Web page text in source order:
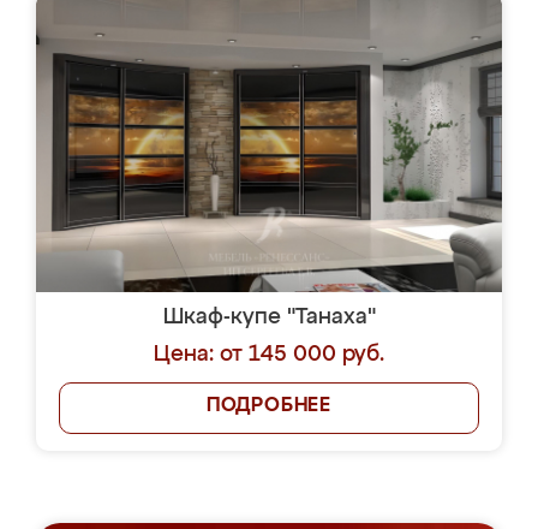
Шкаф-купе "Танаха"
Цена: от 145 000 руб.
ПОДРОБНЕЕ